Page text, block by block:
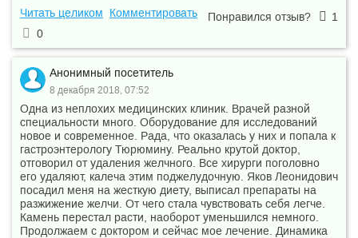
Читать целиком
Комментировать Понравился отзыв?
1
0
Анонимный посетитель
8 декабря 2018, 07:52
Одна из неплохих медицинских клиник. Врачей разной
специальности много. Оборудование для исследований
новое и современное. Рада, что оказалась у них и попала к
гастроэнтерологу Тюрюмину. Реально крутой доктор,
отговорил от удаления желчного. Все хирурги поголовно
его удаляют, калеча этим поджелудочную. Яков Леонидович
посадил меня на жесткую диету, выписал препараты на
разжижение желчи. От чего стала чувствовать себя легче.
Камень перестал расти, наоборот уменьшился немного.
Продолжаем с доктором и сейчас мое лечение. Динамика